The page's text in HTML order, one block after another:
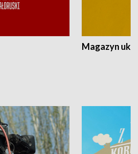
Magazyn